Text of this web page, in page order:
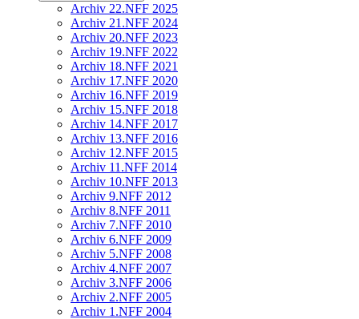
Archiv 22.NFF 2025
Archiv 21.NFF 2024
Archiv 20.NFF 2023
Archiv 19.NFF 2022
Archiv 18.NFF 2021
Archiv 17.NFF 2020
Archiv 16.NFF 2019
Archiv 15.NFF 2018
Archiv 14.NFF 2017
Archiv 13.NFF 2016
Archiv 12.NFF 2015
Archiv 11.NFF 2014
Archiv 10.NFF 2013
Archiv 9.NFF 2012
Archiv 8.NFF 2011
Archiv 7.NFF 2010
Archiv 6.NFF 2009
Archiv 5.NFF 2008
Archiv 4.NFF 2007
Archiv 3.NFF 2006
Archiv 2.NFF 2005
Archiv 1.NFF 2004